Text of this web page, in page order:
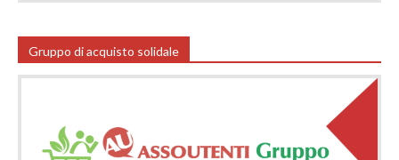
Gruppo di acquisto solidale